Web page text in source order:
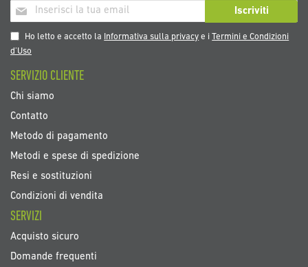
Iscriviti
alla
nostra
Newsletter:
Iscriviti
Ho letto e accetto la Informativa sulla privacy e iTermini e Condizioni
d’Uso
SERVIZIO CLIENTE
Chi siamo
Contatto
Metodo di pagamento
Metodi e spese di spedizione
Resi e sostituzioni
Condizioni di vendita
SERVIZI
Acquisto sicuro
Domande frequenti